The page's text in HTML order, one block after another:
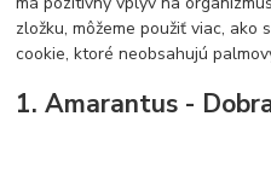
zložku, môžeme použiť viac, ako
cookie, ktoré neobsahujú
1. Amarantus -